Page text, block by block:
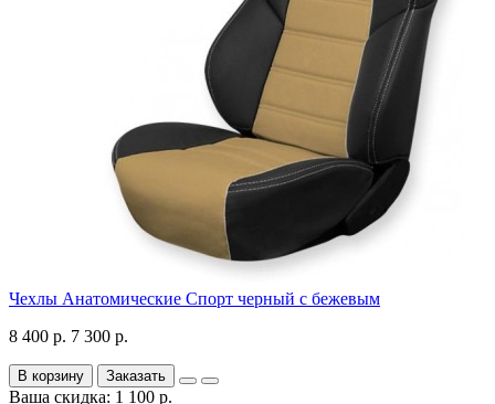
Чехлы Анатомические Спорт черный с бежевым
8 400 р. 7 300 р.
В корзину Заказать
Ваша скидка: 1 100 р.